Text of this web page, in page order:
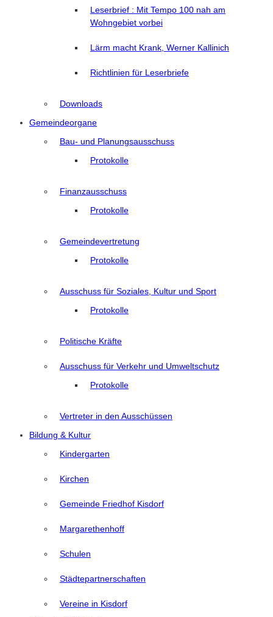
Leserbrief : Mit Tempo 100 nah am
Wohngebiet vorbei
Lärm macht Krank, Werner Kallinich
Richtlinien für Leserbriefe
Downloads
Gemeindeorgane
Bau- und Planungsausschuss
Protokolle
Finanzausschuss
Protokolle
Gemeindevertretung
Protokolle
Ausschuss für Soziales, Kultur und Sport
Protokolle
Politische Kräfte
Ausschuss für Verkehr und Umweltschutz
Protokolle
Vertreter in den Ausschüssen
Bildung & Kultur
Kindergarten
Kirchen
Gemeinde Friedhof Kisdorf
Margarethenhoff
Schulen
Städtepartnerschaften
Vereine in Kisdorf